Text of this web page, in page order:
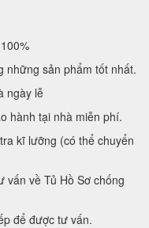
những sản phẩm tốt nhất.
ngày lễ
hành tại nhà miễn phí.
kĩ lưỡng (có thể chuyển
vấn về Tủ Hồ Sơ chống
để được tư vấn.